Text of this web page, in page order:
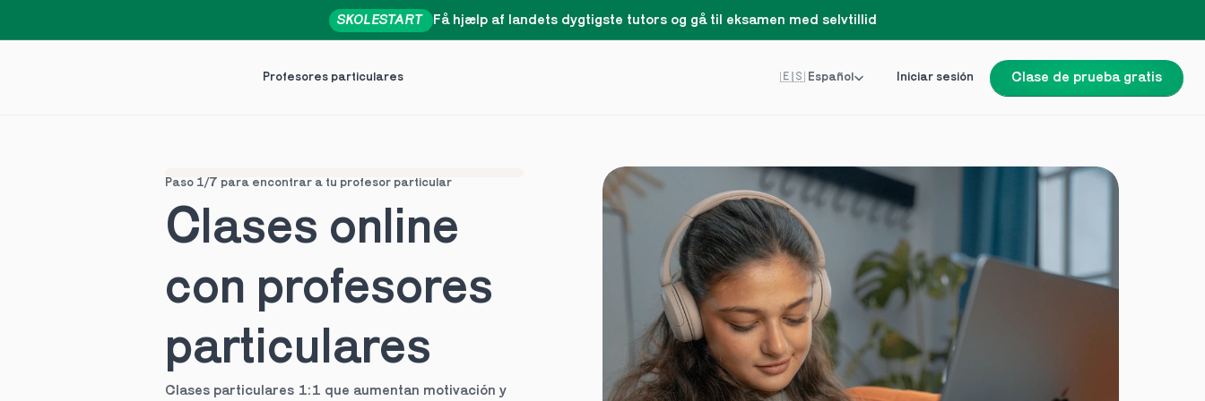
Profesores particulares Iniciar sesión Clase de prueba gratis
🇪🇸 Español
Få hjælp af landets dygtigste tutors og gå til eksamen med selvtillid
SKOLESTART
Paso 1/7 para encontrar a tu profesor particular
Clases online
con profesores
particulares
Clases particulares 1:1 que aumentan motivación y